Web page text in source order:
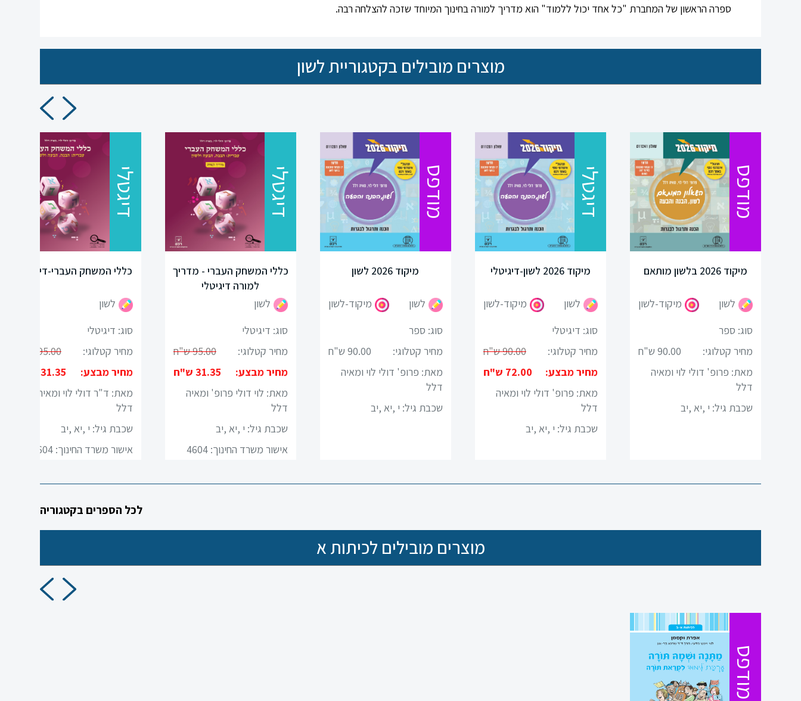
הקטגוריות
שלנו
מיקודים
לשון
מדעים
מתמטיקה
גיאוגרפיה
היסטוריה
תרבות
ספרה הראשון של המחברת "כל אחד יכול ללמוד" הוא מדריך למורה בחינוך המיוחד שזכה להצלחה רבה.
מוצרים מובילים בקטגוריית לשון
דיגטלי
כללי המשחק העברי-דיגיטלי
לשון
סוג: דיגיטלי
מחיר קטלוגי:
95.00 ש"ח
מחיר מבצע:
31.35 ש"ח
מאת: ד"ר דולי לוי ומאיה
דלל
שכבת גיל: י ,יא ,יב
אישור משרד החינוך: 4604
דיגטלי
כללי המשחק העברי - מדריך
למורה דיגיטלי
לשון
סוג: דיגיטלי
מחיר קטלוגי:
95.00 ש"ח
מחיר מבצע:
31.35 ש"ח
מאת: לוי דולי פרופ' ומאיה
דלל
שכבת גיל: י ,יא ,יב
אישור משרד החינוך: 4604
מודפס
מיקוד 2026 לשון
לשון
מיקוד-לשון
סוג: ספר
מחיר קטלוגי:
90.00 ש"ח
מאת: פרופ' דולי לוי ומאיה
דלל
שכבת גיל: י ,יא ,יב
דיגטלי
מיקוד 2026 לשון-דיגיטלי
לשון
מיקוד-לשון
סוג: דיגיטלי
מחיר קטלוגי:
90.00 ש"ח
מחיר מבצע:
72.00 ש"ח
מאת: פרופ' דולי לוי ומאיה
דלל
שכבת גיל: י ,יא ,יב
מודפס
מיקוד 2026 בלשון מותאם
לשון
מיקוד-לשון
סוג: ספר
מחיר קטלוגי:
90.00 ש"ח
מאת: פרופ' דולי לוי ומאיה
דלל
שכבת גיל: י ,יא ,יב
לכל הספרים בקטגוריה
מוצרים מובילים לכיתות א
מודפס